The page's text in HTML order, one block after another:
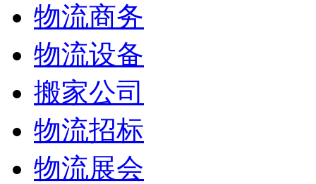
物流商务
物流设备
搬家公司
物流招标
物流展会